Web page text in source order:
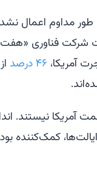
مداوم اعمال
شرکت فناوری
آمریکا، ۴۶ درصد
نیستند.
کمک‌کننده